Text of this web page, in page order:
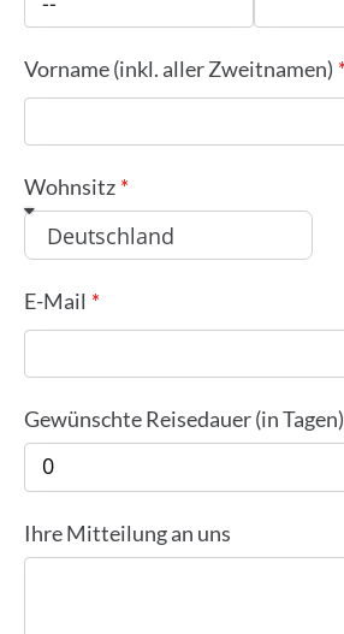
Vorname (inkl. aller Zweitnamen)
Wohnsitz
E-Mail
Gewünschte Reisedauer (in Tagen)
Ihre Mitteilung an uns